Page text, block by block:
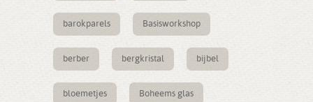
barokparels Basisworkshop
berber bergkristal bijbel
bloemetjes Boheems glas